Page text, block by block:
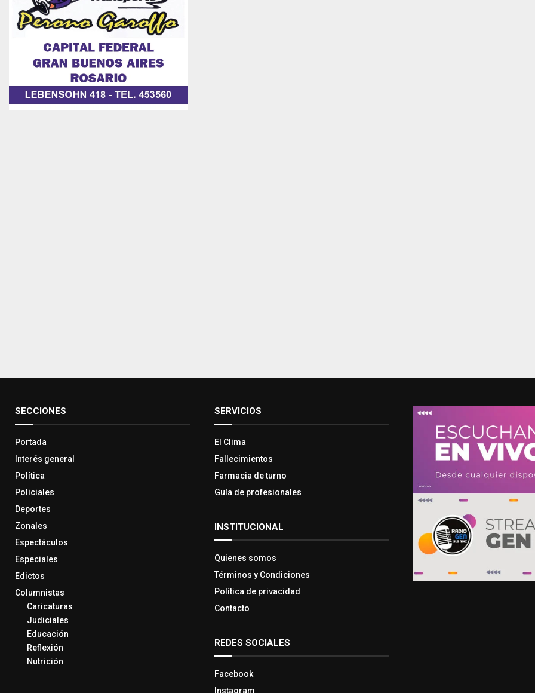
SECCIONES
Portada
Interés general
Política
Policiales
Deportes
Zonales
Espectáculos
Especiales
Edictos
Columnistas
Caricaturas
Judiciales
Educación
Reflexión
Nutrición
SERVICIOS
El Clima
Fallecimientos
Farmacia de turno
Guía de profesionales
INSTITUCIONAL
Quienes somos
Términos y Condiciones
Política de privacidad
Contacto
REDES SOCIALES
Facebook
Instagram